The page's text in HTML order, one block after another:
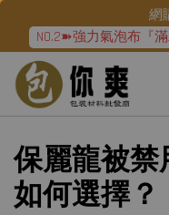
網
NO.2➽強力氣泡布『
保麗龍被
如何選擇？